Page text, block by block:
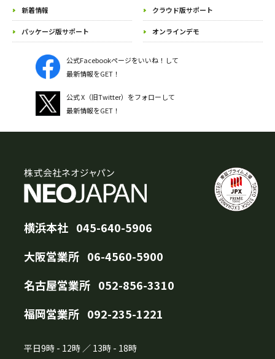
新着情報 クラウド版サポート
パッケージ版サポート オンラインデモ
公式Facebookページをいいね！して
最新情報をGET！
公式 X（旧Twitter）をフォローして
最新情報をGET！
横浜本社 045-640-5906
大阪営業所 06-4560-5900
名古屋営業所 052-856-3310
福岡営業所 092-235-1221
平日9時- 12時／ 13時- 18時